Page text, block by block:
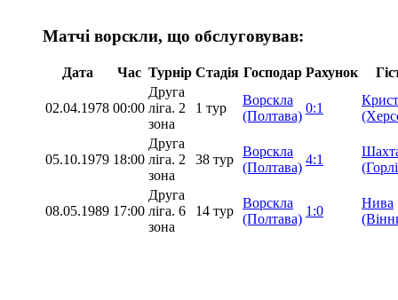
Матчі ворскли, що обслуговував:
Дата Час Турнір Стадія Господар Рахунок
02.04.1978 00:00
Друга
ліга. 2
зона
1 тур
Ворскла
(Полтава)
0:1
05.10.1979 18:00
Друга
ліга. 2
зона
38 тур
Ворскла
(Полтава)
4:1
08.05.1989 17:00
Друга
ліга. 6
зона
14 тур
Ворскла
(Полтава)
1:0
Нива